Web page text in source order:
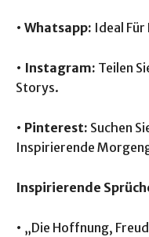
• Whatsapp: Ideal
• Instagram: Teilen
Storys.
• Pinterest: Suchen
Inspirierende
Inspirierende
• „Die Hoffnung,